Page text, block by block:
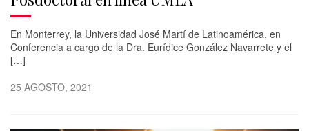
En Monterrey, la Universidad José Martí de Latinoamérica, en
Conferencia a cargo de la Dra. Eurídice González Navarrete y el
[…]
25 AGOSTO, 2021